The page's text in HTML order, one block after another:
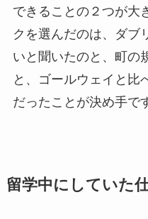
できることの２つが大
クを選んだのは、ダブ
いと聞いたのと、町の
と、ゴールウェイと比
だったことが決め手で
留学中にしていた